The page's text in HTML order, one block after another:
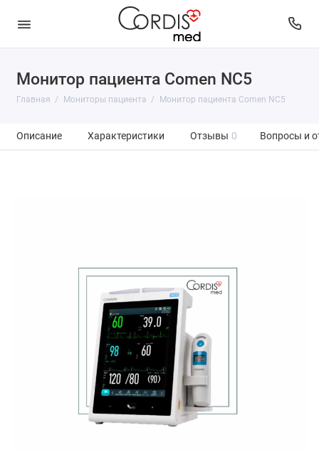
Монитор пациента Comen NC5
Главная Мониторы пациента Монитор пациента Comen NC5
Описание Характеристики Отзывы 0 Вопросы и